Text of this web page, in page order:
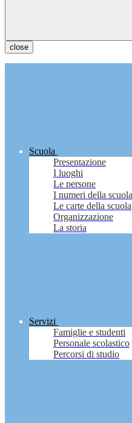
close
Scuola
Presentazione
I luoghi
Le persone
I numeri della scuola
Le carte della scuola
Organizzazione
La storia
Servizi
Famiglie e studenti
Personale scolastico
Percorsi di studio